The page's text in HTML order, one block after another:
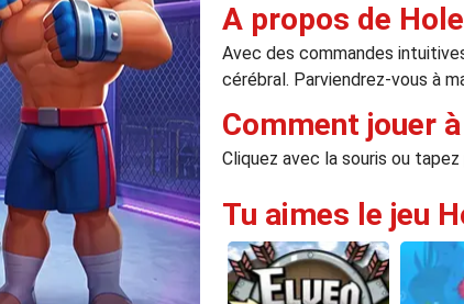
A propos de
Avec des commandes
cérébral. Parviendrez-vous à
Comment jouer
Cliquez avec la souris ou tapez
Tu aimes le jeu